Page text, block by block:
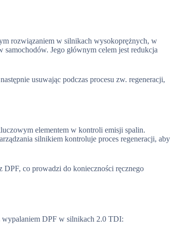
rozwiązaniem w silnikach wysokoprężnych, w
Jego głównym celem jest redukcja
usuwając podczas procesu zw. regeneracji,
elementem w kontroli emisji spalin.
silnikiem kontroluje proces regeneracji, aby
co prowadzi do konieczności ręcznego
DPF w silnikach 2.0 TDI: